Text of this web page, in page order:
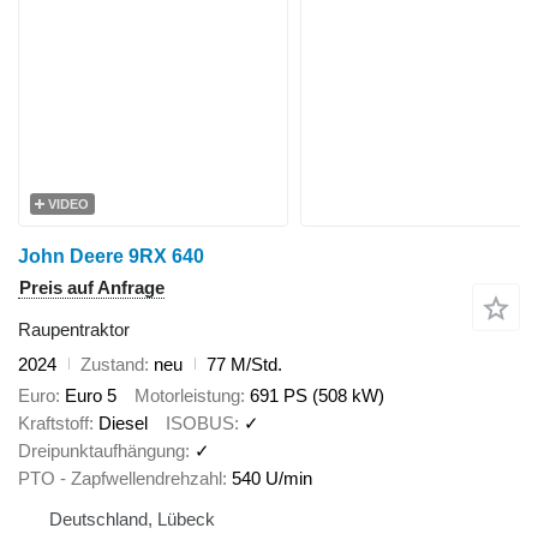
VIDEO
John Deere 9RX 640
Preis auf Anfrage
Raupentraktor
2024
Zustand neu
77 M/Std.
Euro Euro 5 Motorleistung 691 PS (508 kW)
Kraftstoff Diesel ISOBUS ✓
Dreipunktaufhängung ✓
PTO - Zapfwellendrehzahl 540 U/min
Deutschland, Lübeck